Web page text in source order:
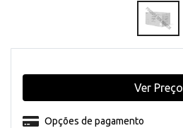
Opções de pagamento
Ver Preço